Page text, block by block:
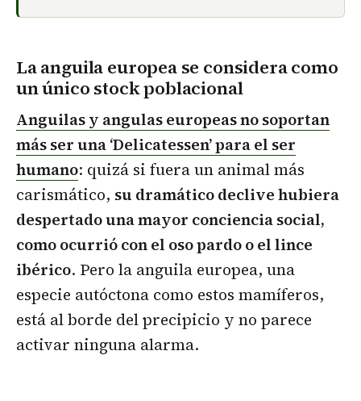
La anguila europea se considera como
un único stock poblacional
Anguilas y angulas europeas no soportan
más ser una ‘Delicatessen’ para el ser
humano: quizá si fuera un animal más
carismático, su dramático declive hubiera
despertado una mayor conciencia social,
como ocurrió con el oso pardo o el lince
ibérico. Pero la anguila europea, una
especie autóctona como estos mamíferos,
está al borde del precipicio y no parece
activar ninguna alarma.